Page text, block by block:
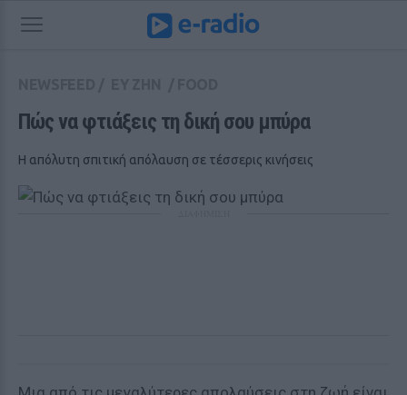
Πώς να φτιάξεις τη δική σου μπύρα
Η απόλυτη σπιτική απόλαυση σε τέσσερις κινήσεις